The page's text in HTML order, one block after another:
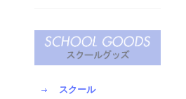
スクール